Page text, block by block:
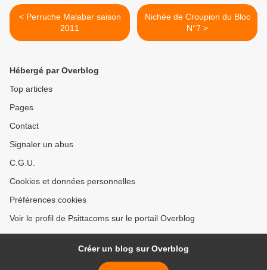
< Perruche Malabar saison
2011
Nichée de Croupion du Bloc
N°7 >
Hébergé par Overblog
Top articles
Pages
Contact
Signaler un abus
C.G.U.
Cookies et données personnelles
Préférences cookies
Voir le profil de Psittacoms sur le portail Overblog
Créer un blog sur Overblog